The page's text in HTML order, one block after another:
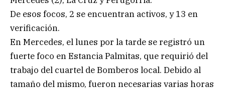
De esos focos, 2 se encuentran activos, y 13 en
verificación.
En Mercedes, el lunes por la tarde se registró un
fuerte foco en Estancia Palmitas, que requirió del
trabajo del cuartel de Bomberos local. Debido al
tamaño del mismo, fueron necesarias varias horas